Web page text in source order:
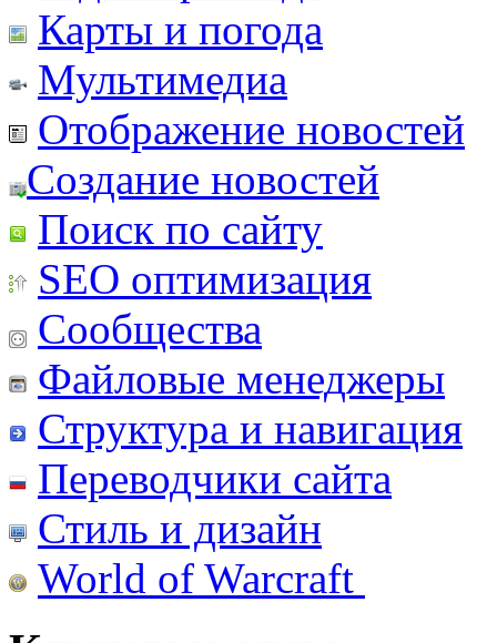
Карты и погода
Мультимедиа
Отображение новостей
Создание новостей
Поиск по сайту
SEO оптимизация
Сообщества
Файловые менеджеры
Структура и навигация
Переводчики сайта
Стиль и дизайн
World of Warcraft